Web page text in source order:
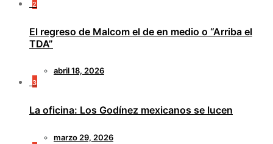
2
El regreso de Malcom el de en medio o “Arriba el
TDA”
abril 18, 2026
3
La oficina: Los Godínez mexicanos se lucen
marzo 29, 2026